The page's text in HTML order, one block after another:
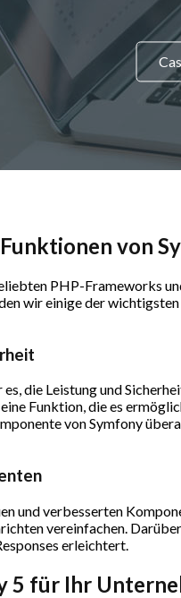
von
PHP-Frameworks
wir einige der
die Leistung und
Funktion, die es
von Symfony
und verbesserten
vereinfachen.
erleichtert.
5 für Ihr